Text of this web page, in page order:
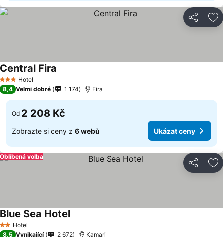
Sdílet
3 Počet hvězdiček
Hotel
Central Fira
8,4 Velmi dobré 1 174 Fira
Od 2 208 Kč
Zobrazte si ceny z 6 webů Ukázat ceny
Sdílet
Oblíbená volba
2 Počet hvězdiček
Hotel
Blue Sea Hotel
8,5 Vynikající 2 672 Kamari